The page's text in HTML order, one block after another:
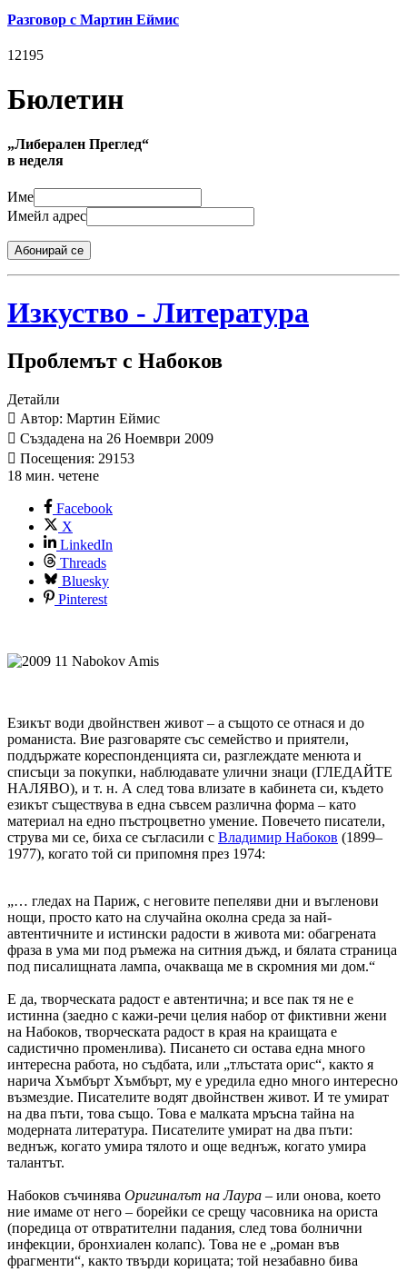
Разговор с Мартин Еймис
12195
Бюлетин
„Либерален Преглед“
в неделя
Име
Имейл адрес
Абонирай се
Изкуство - Литература
Проблемът с Набоков
Детайли
Автор: Мартин Еймис
Създадена на 26 Ноември 2009
Посещения: 29153
18 мин. четене
Facebook
X
LinkedIn
Threads
Bluesky
Pinterest
Езикът води двойнствен живот – а същото се отнася и до
романиста. Вие разговаряте със семейство и приятели,
поддържате кореспонденцията си, разглеждате менюта и
списъци за покупки, наблюдавате улични знаци (ГЛЕДАЙТЕ
НАЛЯВО), и т. н. А след това влизате в кабинета си, където
езикът съществува в една съвсем различна форма – като
материал на едно пъстроцветно умение. Повечето писатели,
струва ми се, биха се съгласили с Владимир Набоков (1899–
1977), когато той си припомня през 1974:
„… гледах на Париж, с неговите пепеляви дни и въгленови
нощи, просто като на случайна околна среда за най-
автентичните и истински радости в живота ми: обагрената
фраза в ума ми под ръмежа на ситния дъжд, и бялата страница
под писалищната лампа, очакваща ме в скромния ми дом.“
Е да, творческата радост е автентична; и все пак тя не е
истинна (заедно с кажи-речи целия набор от фиктивни жени
на Набоков, творческата радост в края на краищата е
садистично променлива). Писането си остава една много
интересна работа, но съдбата, или „тлъстата орис“, както я
нарича Хъмбърт Хъмбърт, му е уредила едно много интересно
възмездие. Писателите водят двойнствен живот. И те умират
на два пъти, това също. Това е малката мръсна тайна на
модерната литература. Писателите умират на два пъти:
веднъж, когато умира тялото и още веднъж, когато умира
талантът.
Набоков съчинява Оригиналът на Лаура – или онова, което
ние имаме от него – борейки се срещу часовника на ориста
(поредица от отвратителни падания, след това болнични
инфекции, бронхиален колапс). Това не е „роман във
фрагменти“, както твърди корицата; той незабавно бива